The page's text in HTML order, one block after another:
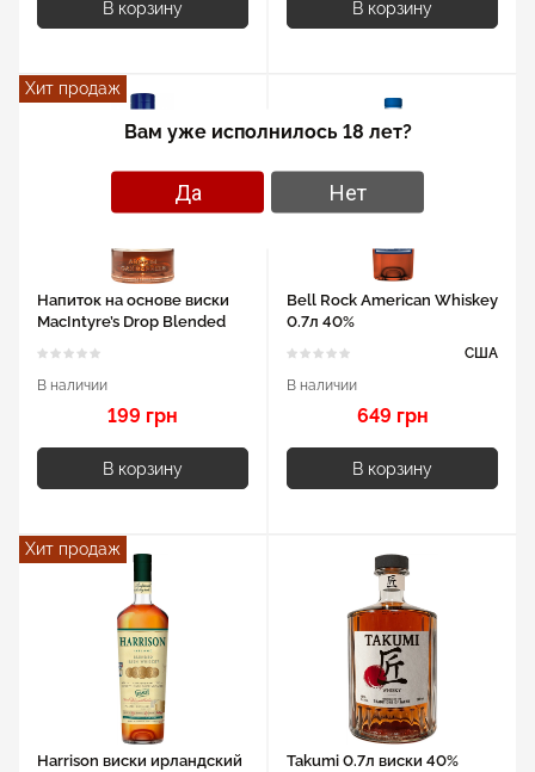
В корзину В корзину
Хит продаж
Напиток на основе виски
MacIntyre’s Drop Blended
В наличии
199 грн
В корзину
Bell Rock American Whiskey
0.7л 40%
США
В наличии
649 грн
В корзину
Хит продаж
Harrison виски ирландский
Takumi 0.7л виски 40%
Вам уже исполнилось 18 лет?
Да Нет